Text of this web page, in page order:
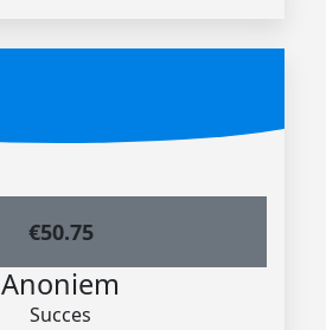
€50.75
Anoniem
Succes